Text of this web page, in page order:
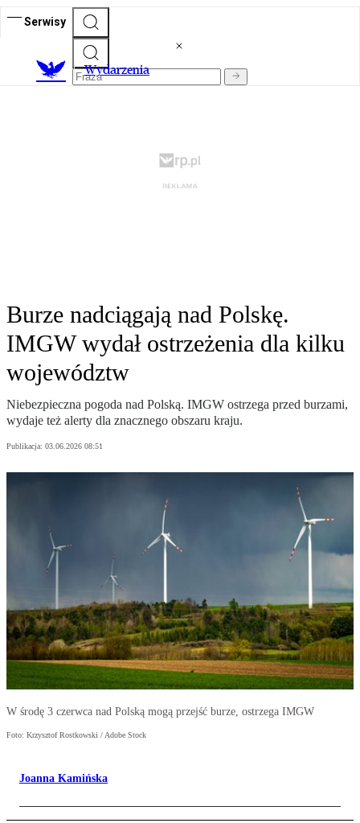
Serwisy
Wydarzenia
Burze nadciągają nad Polskę.
IMGW wydał ostrzeżenia dla kilku
województw
Niebezpieczna pogoda nad Polską. IMGW ostrzega przed burzami,
wydaje też alerty dla znacznego obszaru kraju.
Publikacja: 03.06.2026 08:51
W środę 3 czerwca nad Polską mogą przejść burze, ostrzega IMGW
Foto: Krzysztof Rostkowski / Adobe Stock
Joanna Kamińska